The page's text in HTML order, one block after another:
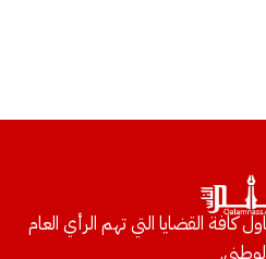
كافة القضايا التي تهم الرأي العام